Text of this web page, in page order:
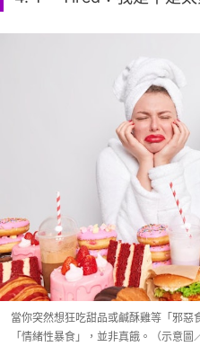
當你突然想狂吃甜品或鹹酥雞等「邪
「情緒性暴食」，並非真餓。（示意圖